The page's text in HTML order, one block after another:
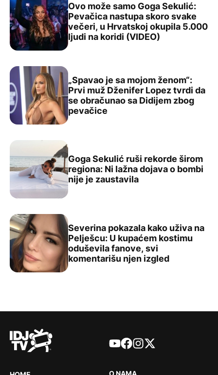
Ovo može samo Goga Sekulić: Pevačica nastupa
Ovo može samo Goga Sekulić:
Pevačica nastupa skoro svake
večeri, u Hrvatskoj okupila 5.000
ljudi na koridi (VIDEO)
„Spavao je sa mojom ženom“: Prvi muž Dženifer
„Spavao je sa mojom ženom“:
Prvi muž Dženifer Lopez tvrdi da
se obračunao sa Didijem zbog
pevačice
Goga Sekulić ruši rekorde širom regiona: Ni lažna
Goga Sekulić ruši rekorde širom
regiona: Ni lažna dojava o bombi
nije je zaustavila
Severina pokazala kako uživa na Pelješcu: U
Severina pokazala kako uživa na
Pelješcu: U kupaćem kostimu
oduševila fanove, svi
komentarišu njen izgled
YouTube
Facebook
Instagram
X
O NAMA